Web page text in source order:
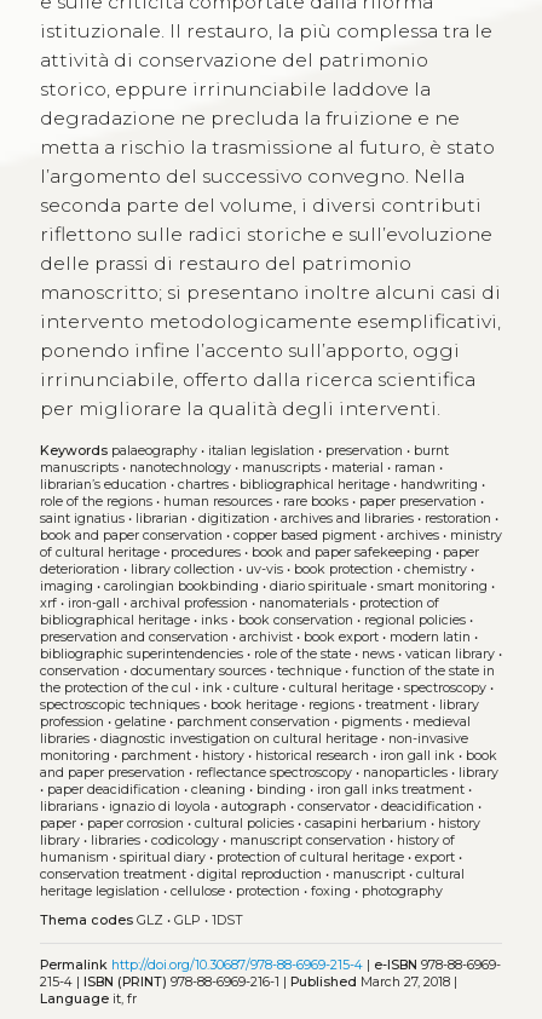
istituzionale. Il restauro, la più complessa tra le
attività di conservazione del patrimonio
storico, eppure irrinunciabile laddove la
degradazione ne precluda la fruizione e ne
metta a rischio la trasmissione al futuro, è stato
l’argomento del successivo convegno. Nella
seconda parte del volume, i diversi contributi
riflettono sulle radici storiche e sull’evoluzione
delle prassi di restauro del patrimonio
manoscritto; si presentano inoltre alcuni casi di
intervento metodologicamente esemplificativi,
ponendo infine l’accento sull’apporto, oggi
irrinunciabile, offerto dalla ricerca scientifica
per migliorare la qualità degli interventi.
Keywords palaeography• italian legislation • preservation • burnt
manuscripts• nanotechnology• manuscripts• material • raman •
librarian’s education • chartres• bibliographical heritage• handwriting •
role of the regions• human resources• rare books• paper preservation •
saint ignatius• librarian • digitization • archives and libraries• restoration •
book and paper conservation • copper based pigment• archives• ministry
of cultural heritage• procedures• book and paper safekeeping • paper
deterioration • library collection • uv-vis• book protection • chemistry•
imaging • carolingian bookbinding • diario spirituale• smart monitoring •
xrf• iron-gall • archival profession • nanomaterials• protection of
bibliographical heritage• inks• book conservation • regional policies•
preservation and conservation • archivist• book export• modern latin •
bibliographic superintendencies• role of the state• news• vatican library•
conservation • documentary sources• technique• function of the state in
the protection of the cul • ink • culture• cultural heritage• spectroscopy•
spectroscopic techniques• book heritage• regions• treatment• library
profession • gelatine• parchment conservation • pigments• medieval
libraries• diagnostic investigation on cultural heritage• non-invasive
monitoring • parchment• history• historical research • iron gall ink • book
and paper preservation • reflectance spectroscopy• nanoparticles• library
• paper deacidification • cleaning • binding • iron gall inks treatment•
librarians• ignazio di loyola • autograph • conservator• deacidification •
paper• paper corrosion • cultural policies• casapini herbarium • history
library• libraries• codicology• manuscript conservation • history of
humanism • spiritual diary• protection of cultural heritage• export•
conservation treatment• digital reproduction • manuscript• cultural
heritage legislation • cellulose• protection • foxing • photography
Thema codes GLZ • GLP • 1DST
Permalink http://doi.org/10.30687/978-88-6969-215-4| e-ISBN 978-88-6969-
215-4 | ISBN (PRINT) 978-88-6969-216-1 | Published March 27, 2018 |
Languageit, fr